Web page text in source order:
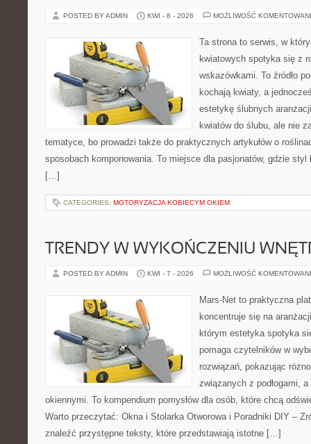
POSTED BY ADMIN KWI - 8 - 2026 MOŻLIWOŚĆ
Ta strona to serwis, w
kwiatowych spotyka się z
wskazówkami. To źródło
kochają kwiaty, a
estetykę ślubnych
kwiatów do ślubu, ale nie
tematyce, bo prowadzi także do praktycznych artykułów o
sposobach komponowania. To miejsce dla pasjonatów, gdzie styl
[…]
CATEGORIES: MOTORYZACJA KOBIECYM OKIEM
TRENDY W WYKOŃCZENIU
POSTED BY ADMIN KWI - 7 - 2026 MOŻLIWOŚĆ
Mars-Net to praktyczna
koncentruje się na
którym estetyka spotyka
pomaga czytelników w
rozwiązań, pokazując
związanych z podłogami,
okiennymi. To kompendium pomysłów dla osób, które chcą
Warto przeczytać: Okna i Stolarka Otworowa i Poradniki DIY –
znaleźć przystępne teksty, które przedstawiają istotne […]